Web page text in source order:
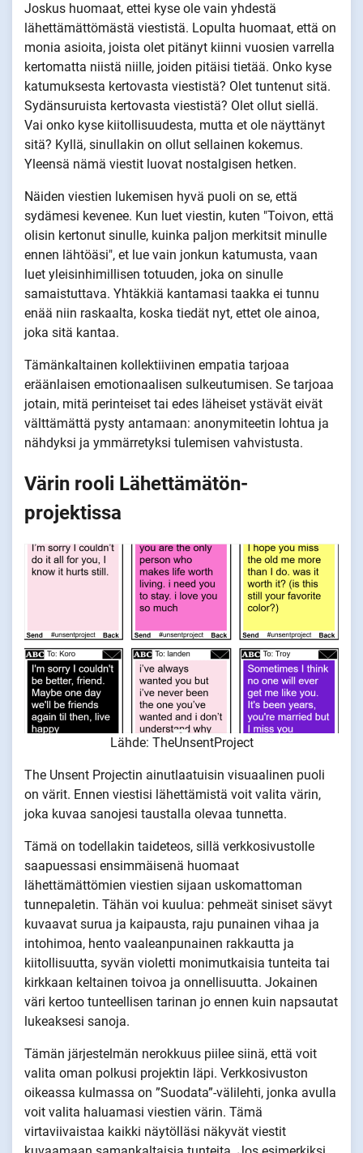
Joskus huomaat, ettei kyse ole vain yhdestä
lähettämättömästä viestistä. Lopulta huomaat, että on
monia asioita, joista olet pitänyt kiinni vuosien varrella
kertomatta niistä niille, joiden pitäisi tietää. Onko kyse
katumuksesta kertovasta viestistä? Olet tuntenut sitä.
Sydänsuruista kertovasta viestistä? Olet ollut siellä.
Vai onko kyse kiitollisuudesta, mutta et ole näyttänyt
sitä? Kyllä, sinullakin on ollut sellainen kokemus.
Yleensä nämä viestit luovat nostalgisen hetken.
Näiden viestien lukemisen hyvä puoli on se, että
sydämesi kevenee. Kun luet viestin, kuten "Toivon, että
olisin kertonut sinulle, kuinka paljon merkitsit minulle
ennen lähtöäsi", et lue vain jonkun katumusta, vaan
luet yleisinhimillisen totuuden, joka on sinulle
samaistuttava. Yhtäkkiä kantamasi taakka ei tunnu
enää niin raskaalta, koska tiedät nyt, ettet ole ainoa,
joka sitä kantaa.
Tämänkaltainen kollektiivinen empatia tarjoaa
eräänlaisen emotionaalisen sulkeutumisen. Se tarjoaa
jotain, mitä perinteiset tai edes läheiset ystävät eivät
välttämättä pysty antamaan: anonymiteetin lohtua ja
nähdyksi ja ymmärretyksi tulemisen vahvistusta.
Värin rooli Lähettämätön-
projektissa
Lähde: TheUnsentProject
The Unsent Projectin ainutlaatuisin visuaalinen puoli
on värit. Ennen viestisi lähettämistä voit valita värin,
joka kuvaa sanojesi taustalla olevaa tunnetta.
Tämä on todellakin taideteos, sillä verkkosivustolle
saapuessasi ensimmäisenä huomaat
lähettämättömien viestien sijaan uskomattoman
tunnepaletin. Tähän voi kuulua: pehmeät siniset sävyt
kuvaavat surua ja kaipausta, raju punainen vihaa ja
intohimoa, hento vaaleanpunainen rakkautta ja
kiitollisuutta, syvän violetti monimutkaisia tunteita tai
kirkkaan keltainen toivoa ja onnellisuutta. Jokainen
väri kertoo tunteellisen tarinan jo ennen kuin napsautat
lukeaksesi sanoja.
Tämän järjestelmän nerokkuus piilee siinä, että voit
valita oman polkusi projektin läpi. Verkkosivuston
oikeassa kulmassa on ”Suodata”-välilehti, jonka avulla
voit valita haluamasi viestien värin. Tämä
virtaviivaistaa kaikki näytölläsi näkyvät viestit